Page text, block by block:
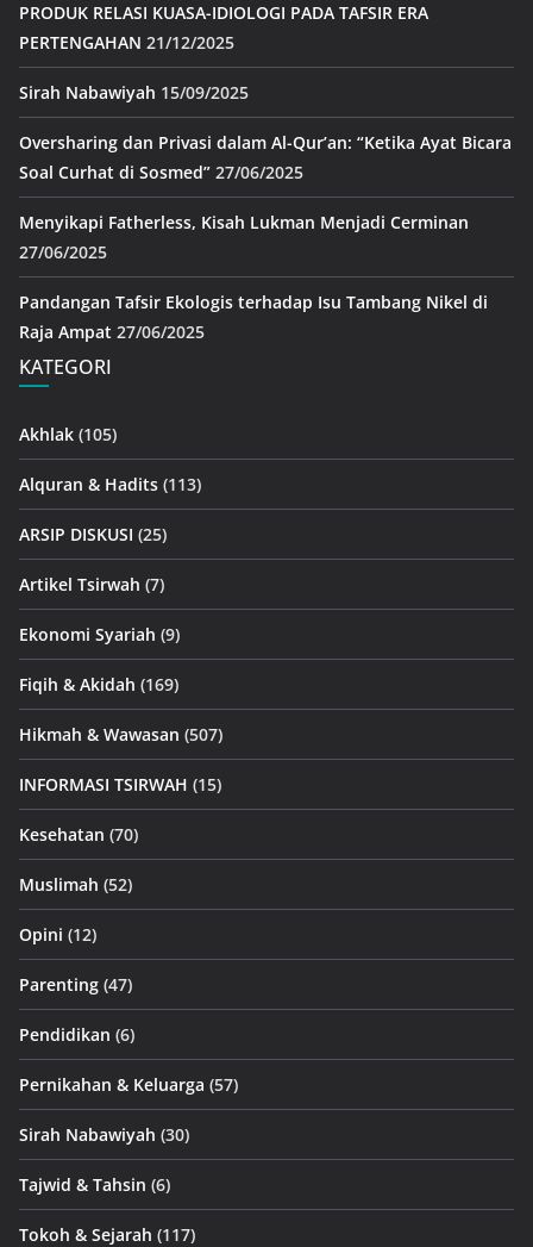
PRODUK RELASI KUASA-IDIOLOGI PADA TAFSIR ERA
PERTENGAHAN 21/12/2025
Sirah Nabawiyah 15/09/2025
Oversharing dan Privasi dalam Al-Qur’an: “Ketika Ayat Bicara
Soal Curhat di Sosmed” 27/06/2025
Menyikapi Fatherless, Kisah Lukman Menjadi Cerminan
27/06/2025
Pandangan Tafsir Ekologis terhadap Isu Tambang Nikel di
Raja Ampat 27/06/2025
KATEGORI
Akhlak (105)
Alquran & Hadits (113)
ARSIP DISKUSI (25)
Artikel Tsirwah (7)
Ekonomi Syariah (9)
Fiqih & Akidah (169)
Hikmah & Wawasan (507)
INFORMASI TSIRWAH (15)
Kesehatan (70)
Muslimah (52)
Opini (12)
Parenting (47)
Pendidikan (6)
Pernikahan & Keluarga (57)
Sirah Nabawiyah (30)
Tajwid & Tahsin (6)
Tokoh & Sejarah (117)